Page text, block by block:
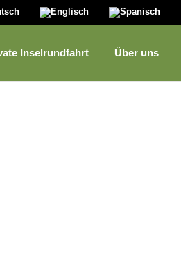
Inselrundfahrt Über uns